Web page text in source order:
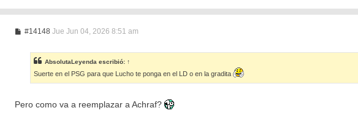
#14148M
a
j
e
Jue Jun 04, 2026 8:51 am
AbsolutaLeyenda escribió: ↑
Suerte en el PSG para que Lucho te ponga en el LD o en la gradita
Pero como va a reemplazar a Achraf?